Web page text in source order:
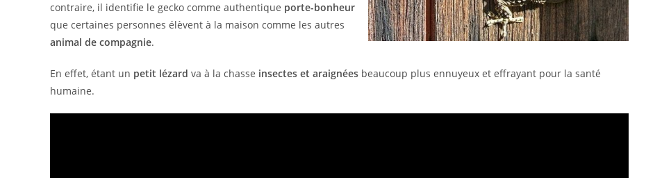
contraire, il identifie le gecko comme authentique porte-bonheur
que certaines personnes élèvent à la maison comme les autres
animal de compagnie.
En effet, étant un petit lézard va à la chasse insectes et araignées beaucoup plus ennuyeux et effrayant pour la santé
humaine.